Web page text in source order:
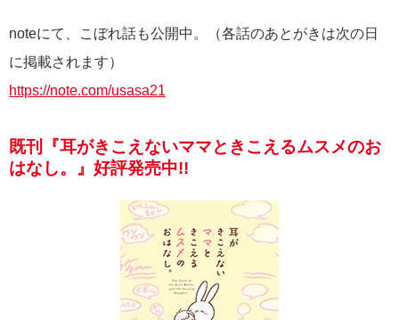
noteにて、こぼれ話も公開中。（各話のあとがきは次の日
に掲載されます）
https://note.com/usasa21
既刊『耳がきこえないママときこえるムスメのお
はなし。』好評発売中!!